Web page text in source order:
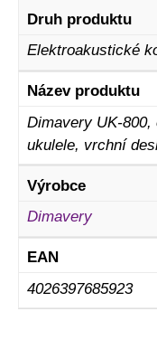
Druh produktu
Elektroakustické
Název produktu
Dimavery UK-
ukulele, vrchní
Výrobce
Dimavery
EAN
4026397685923